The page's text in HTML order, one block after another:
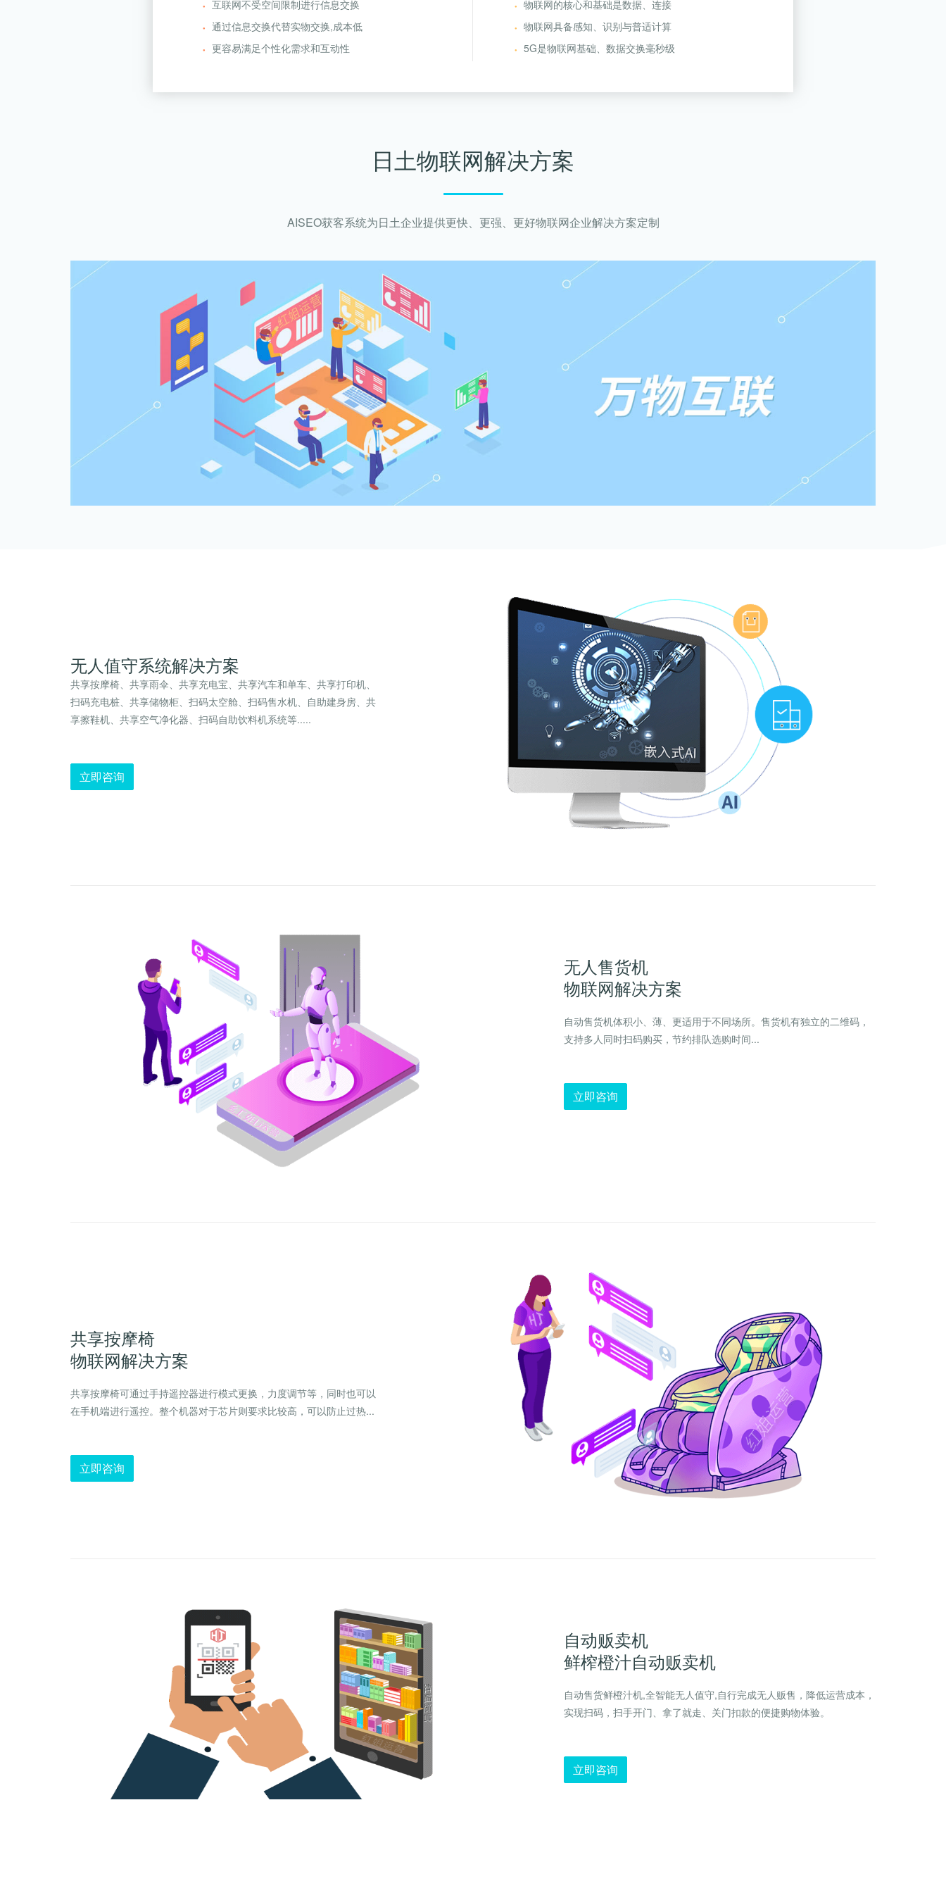
互联网不受空间限制进行信息交换
通过信息交换代替实物交换,成本低
更容易满足个性化需求和互动性
物联网的核心和基础是数据、连接
物联网具备感知、识别与普适计算
5G是物联网基础、数据交换毫秒级
日土物联网解决方案
AISEO获客系统为日土企业提供更快、更强、更好物联网企业解决方案定制
无人值守系统解决方案
共享按摩椅、共享雨伞、共享充电宝、共享汽车和单车、共享打印机、
扫码充电桩、共享储物柜、扫码太空舱、扫码售水机、自助建身房、共
享擦鞋机、共享空气净化器、扫码自助饮料机系统等.....
立即咨询
无人售货机
物联网解决方案
自动售货机体积小、薄、更适用于不同场所。售货机有独立的二维码，
支持多人同时扫码购买，节约排队选购时间...
立即咨询
共享按摩椅
物联网解决方案
共享按摩椅可通过手持遥控器进行模式更换，力度调节等，同时也可以
在手机端进行遥控。整个机器对于芯片则要求比较高，可以防止过热...
立即咨询
自动贩卖机
鲜榨橙汁自动贩卖机
自动售货鲜橙汁机,全智能无人值守,自行完成无人贩售，降低运营成本，
实现扫码，扫手开门、拿了就走、关门扣款的便捷购物体验。
立即咨询